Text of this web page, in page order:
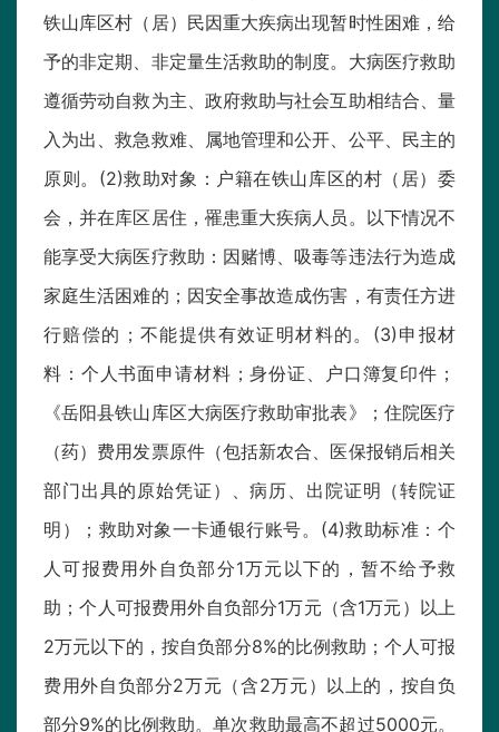
铁山库区村（居）民因重大疾病出现暂时性困难，给
予的非定期、非定量生活救助的制度。大病医疗救助
遵循劳动自救为主、政府救助与社会互助相结合、量
入为出、救急救难、属地管理和公开、公平、民主的
原则。(2)救助对象：户籍在铁山库区的村（居）委
会，并在库区居住，罹患重大疾病人员。以下情况不
能享受大病医疗救助：因赌博、吸毒等违法行为造成
家庭生活困难的；因安全事故造成伤害，有责任方进
行赔偿的；不能提供有效证明材料的。(3)申报材
料：个人书面申请材料；身份证、户口簿复印件；
《岳阳县铁山库区大病医疗救助审批表》；住院医疗
（药）费用发票原件（包括新农合、医保报销后相关
部门出具的原始凭证）、病历、出院证明（转院证
明）；救助对象一卡通银行账号。(4)救助标准：个
人可报费用外自负部分1万元以下的，暂不给予救
助；个人可报费用外自负部分1万元（含1万元）以上
2万元以下的，按自负部分8%的比例救助；个人可报
费用外自负部分2万元（含2万元）以上的，按自负
部分9%的比例救助。单次救助最高不超过5000元。